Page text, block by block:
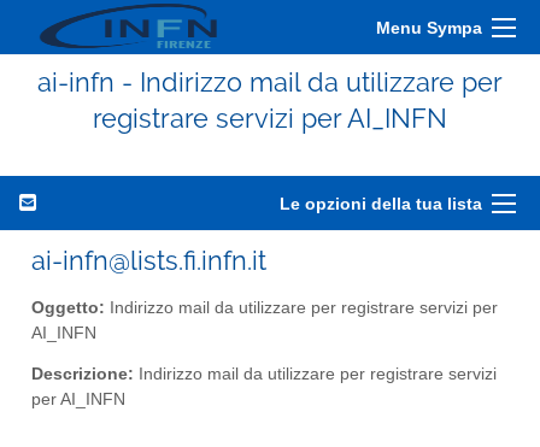
Menu Sympa
ai-infn - Indirizzo mail da utilizzare per
registrare servizi per AI_INFN
Le opzioni della tua lista
ai-infn@lists.fi.infn.it
Oggetto: Indirizzo mail da utilizzare per registrare servizi per
AI_INFN
Descrizione: Indirizzo mail da utilizzare per registrare servizi
per AI_INFN